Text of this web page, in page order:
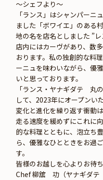
〜シェフより〜
「ランス」はシャンパーニ
ました「ボワイエ」のある
地の名を店名としました ”
店内にはカーヴがあり、数
おります。私の独創的な料
ーニュを味わいながら、優
いと思っております。
「ランス・ヤナギダテ　丸
して、2023年にオープンい
変化と進化を繰り返す衝動
走る速度を緩めずにこれに
的な料理とともに、泡立ち
ら、優雅なひとときをお過
す。
皆様のお越しを心よりお待
Chef 柳舘　功（ヤナギダテ